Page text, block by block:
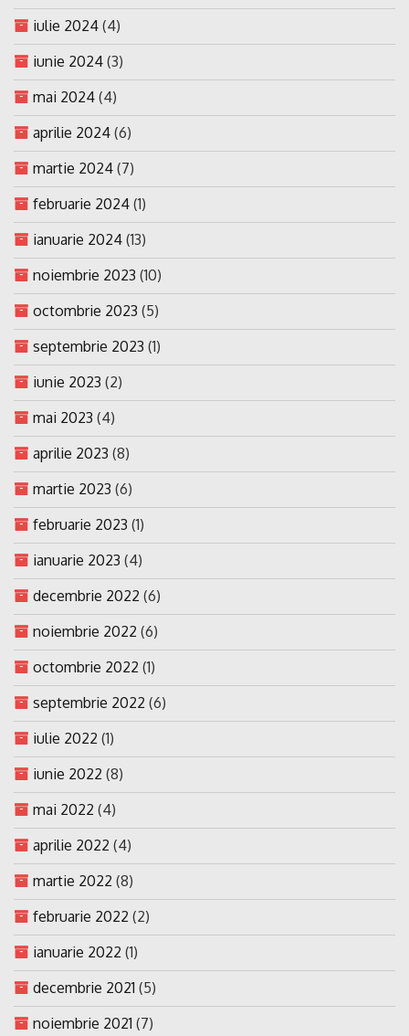
iulie 2024 (4)
iunie 2024 (3)
mai 2024 (4)
aprilie 2024 (6)
martie 2024 (7)
februarie 2024 (1)
ianuarie 2024 (13)
noiembrie 2023 (10)
octombrie 2023 (5)
septembrie 2023 (1)
iunie 2023 (2)
mai 2023 (4)
aprilie 2023 (8)
martie 2023 (6)
februarie 2023 (1)
ianuarie 2023 (4)
decembrie 2022 (6)
noiembrie 2022 (6)
octombrie 2022 (1)
septembrie 2022 (6)
iulie 2022 (1)
iunie 2022 (8)
mai 2022 (4)
aprilie 2022 (4)
martie 2022 (8)
februarie 2022 (2)
ianuarie 2022 (1)
decembrie 2021 (5)
noiembrie 2021 (7)